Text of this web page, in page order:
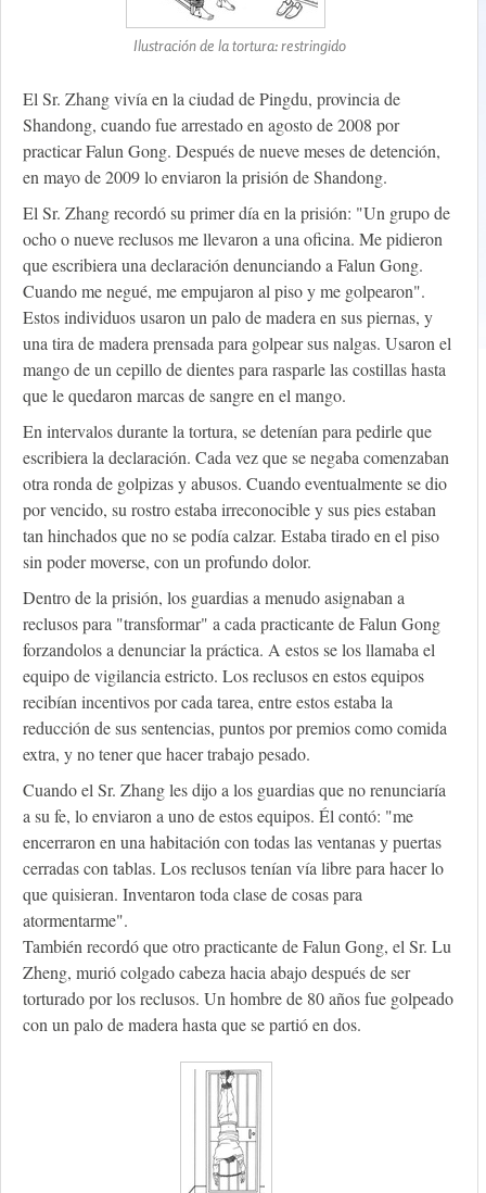
Ilustración de la tortura: restringido
El Sr. Zhang vivía en la ciudad de Pingdu, provincia de
Shandong, cuando fue arrestado en agosto de 2008 por
practicar Falun Gong. Después de nueve meses de detención,
en mayo de 2009 lo enviaron la prisión de Shandong.
El Sr. Zhang recordó su primer día en la prisión: "Un grupo de
ocho o nueve reclusos me llevaron a una oficina. Me pidieron
que escribiera una declaración denunciando a Falun Gong.
Cuando me negué, me empujaron al piso y me golpearon".
Estos individuos usaron un palo de madera en sus piernas, y
una tira de madera prensada para golpear sus nalgas. Usaron el
mango de un cepillo de dientes para rasparle las costillas hasta
que le quedaron marcas de sangre en el mango.
En intervalos durante la tortura, se detenían para pedirle que
escribiera la declaración. Cada vez que se negaba comenzaban
otra ronda de golpizas y abusos. Cuando eventualmente se dio
por vencido, su rostro estaba irreconocible y sus pies estaban
tan hinchados que no se podía calzar. Estaba tirado en el piso
sin poder moverse, con un profundo dolor.
Dentro de la prisión, los guardias a menudo asignaban a
reclusos para "transformar" a cada practicante de Falun Gong
forzandolos a denunciar la práctica. A estos se los llamaba el
equipo de vigilancia estricto. Los reclusos en estos equipos
recibían incentivos por cada tarea, entre estos estaba la
reducción de sus sentencias, puntos por premios como comida
extra, y no tener que hacer trabajo pesado.
Cuando el Sr. Zhang les dijo a los guardias que no renunciaría
a su fe, lo enviaron a uno de estos equipos. Él contó: "me
encerraron en una habitación con todas las ventanas y puertas
cerradas con tablas. Los reclusos tenían vía libre para hacer lo
que quisieran. Inventaron toda clase de cosas para
atormentarme".
También recordó que otro practicante de Falun Gong, el Sr. Lu
Zheng, murió colgado cabeza hacia abajo después de ser
torturado por los reclusos. Un hombre de 80 años fue golpeado
con un palo de madera hasta que se partió en dos.